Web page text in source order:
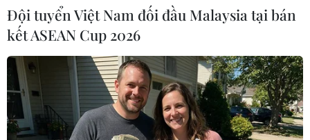
Đội tuyển Việt Nam đối đầu Malaysia tại bán
kết ASEAN Cup 2026